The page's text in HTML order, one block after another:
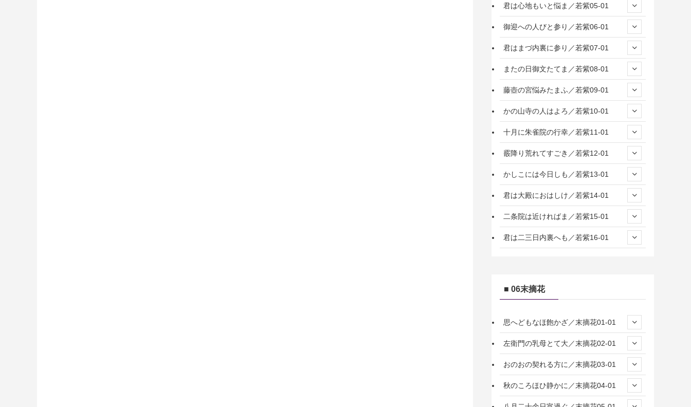
君は心地もいと悩ま／若紫05-01
御迎への人びと参り／若紫06-01
君はまづ内裏に参り／若紫07-01
またの日御文たてま／若紫08-01
藤壺の宮悩みたまふ／若紫09-01
かの山寺の人はよろ／若紫10-01
十月に朱雀院の行幸／若紫11-01
霰降り荒れてすごき／若紫12-01
かしこには今日しも／若紫13-01
君は大殿におはしけ／若紫14-01
二条院は近ければま／若紫15-01
君は二三日内裏へも／若紫16-01
■ 06末摘花
思へどもなほ飽かざ／末摘花01-01
左衛門の乳母とて大／末摘花02-01
おのおの契れる方に／末摘花03-01
秋のころほひ静かに／末摘花04-01